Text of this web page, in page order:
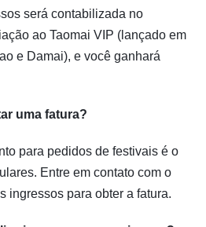
será contabilizada no
ao Taomai VIP (lançado em
e Damai), e você ganhará
uma fatura?
para pedidos de festivais é o
Entre em contato com o
ingressos para obter a fatura.